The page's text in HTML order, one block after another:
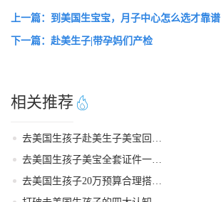
上一篇：到美国生宝宝，月子中心怎么选才靠谱
下一篇：赴美生子|带孕妈们产检
相关推荐
去美国生孩子赴美生子美宝回国落户流程
去美国生孩子美宝全套证件一站式代办服务
去美国生孩子20万预算合理搭配套餐方案